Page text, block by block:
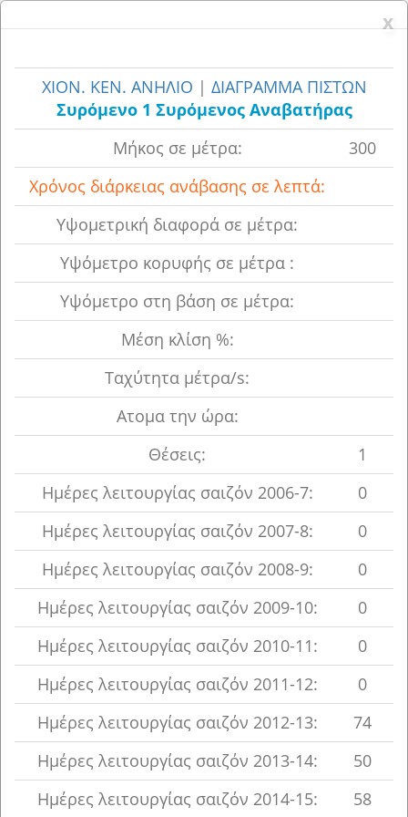
xx
ΧΙΟΝ. ΚΕΝ. ΑΝΗΛΙΟ | ΔΙΑΓΡΑΜΜΑ ΠΙΣΤΩΝ
Συρόμενο 1 Συρόμενος Aναβατήρας
Μήκος σε μέτρα:
300
Χρόνος διάρκειας ανάβασης σε λεπτά:
Υψoμετρική διαφορά σε μέτρα:
Υψόμετρο κορυφής σε μέτρα :
Υψόμετρο στη βάση σε μέτρα:
Μέση κλίση %:
Ταχύτητα μέτρα/s:
Ατομα την ώρα:
Θέσεις:
1
Ημέρες λειτουργίας σαιζόν 2006-7:
0
Ημέρες λειτουργίας σαιζόν 2007-8:
0
Ημέρες λειτουργίας σαιζόν 2008-9:
0
Ημέρες λειτουργίας σαιζόν 2009-10:
0
Ημέρες λειτουργίας σαιζόν 2010-11:
0
Ημέρες λειτουργίας σαιζόν 2011-12:
0
Ημέρες λειτουργίας σαιζόν 2012-13:
74
Ημέρες λειτουργίας σαιζόν 2013-14:
50
Ημέρες λειτουργίας σαιζόν 2014-15:
58